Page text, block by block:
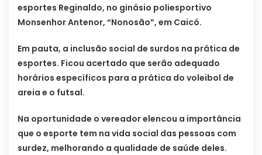
esportes Reginaldo, no ginásio poliesportivo
Monsenhor Antenor, “Nonosão”, em Caicó.
Em pauta, a inclusão social de surdos na prática de
esportes. Ficou acertado que serão adequado
horários específicos para a prática do voleibol de
areia e o futsal.
Na oportunidade o vereador elencou a importância
que o esporte tem na vida social das pessoas com
surdez, melhorando a qualidade de saúde deles.